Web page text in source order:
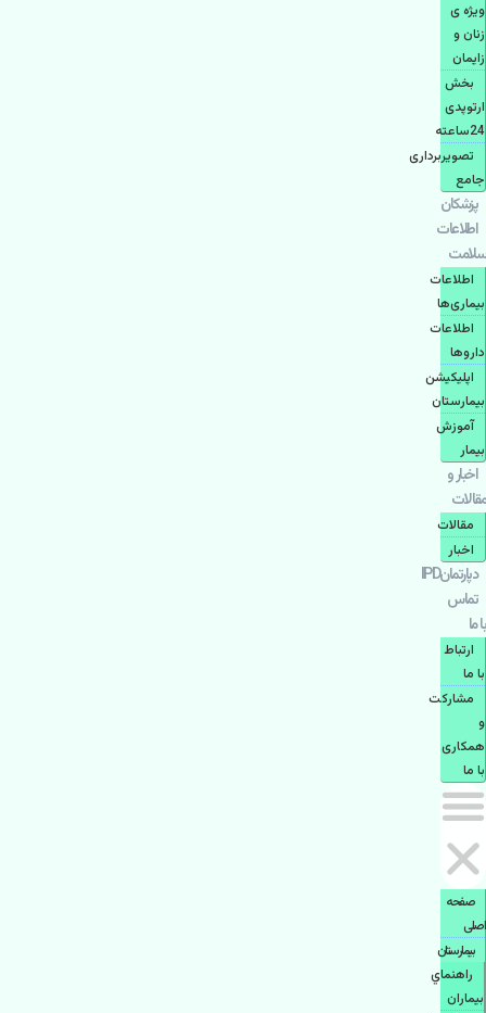
ویژه ی
زنان و
زایمان
بخش
ارتوپدی
24ساعته
تصویربرداری
جامع
پزشكان
اطلاعات
سلامت
اطلاعات
بیماری‌ها
اطلاعات
دارو‌ها
اپليكيشن
بيمارستان
آموزش
بیمار
اخبار و
مقالات
مقالات
اخبار
دپارتمانIPD
تماس
با ما
ارتباط
با ما
مشاركت
و
همكاری
با ما
صفحه
اصلی
بيمارستان
راهنماي
بیماران